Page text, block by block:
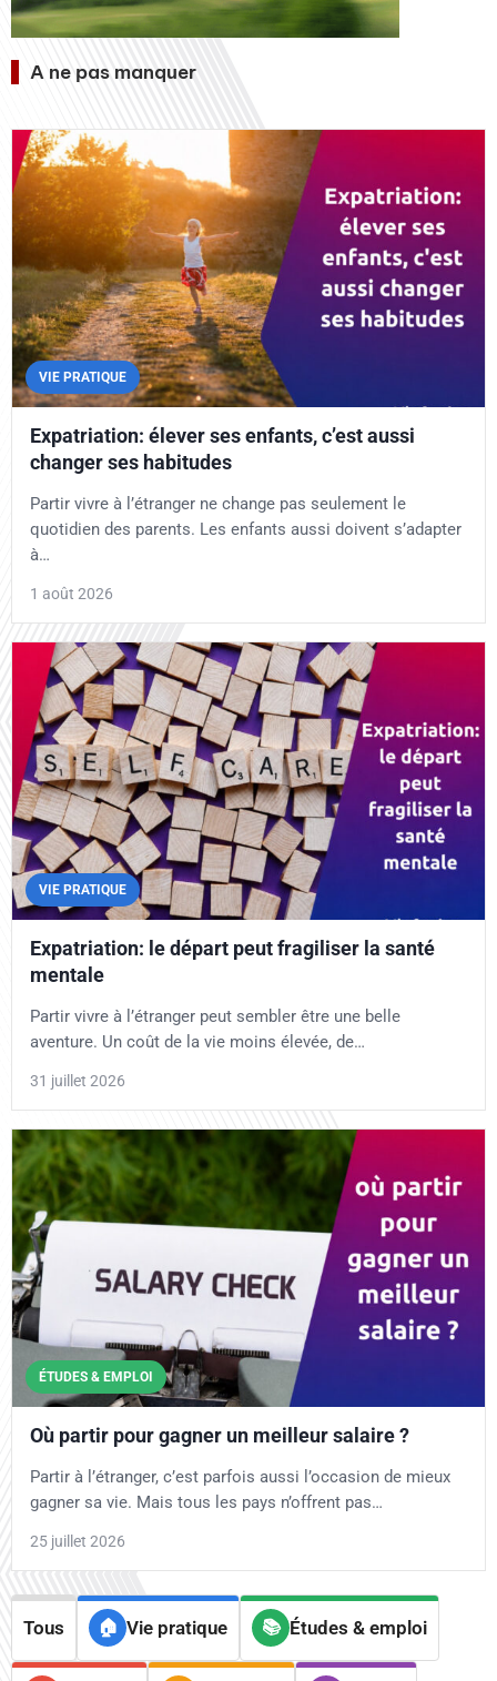
A ne pas manquer
VIE PRATIQUE
Expatriation: élever ses enfants, c’est aussi
changer ses habitudes
Partir vivre à l’étranger ne change pas seulement le
quotidien des parents. Les enfants aussi doivent s’adapter
à…
1 août 2026
VIE PRATIQUE
Expatriation: le départ peut fragiliser la santé
mentale
Partir vivre à l’étranger peut sembler être une belle
aventure. Un coût de la vie moins élevée, de…
31 juillet 2026
ÉTUDES & EMPLOI
Où partir pour gagner un meilleur salaire ?
Partir à l’étranger, c’est parfois aussi l’occasion de mieux
gagner sa vie. Mais tous les pays n’offrent pas…
25 juillet 2026
Tous Vie pratique Études & emploi